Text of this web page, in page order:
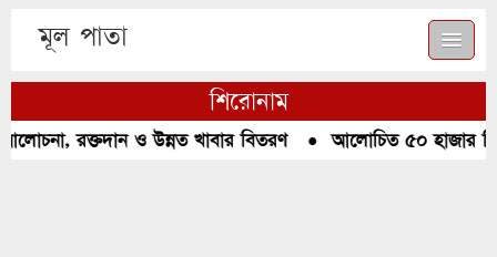
মূল পাতা
শিরোনাম
রক্তদান ও উন্নত খাবার বিতরণ●আলোচিত ৫০ হাজার পিস